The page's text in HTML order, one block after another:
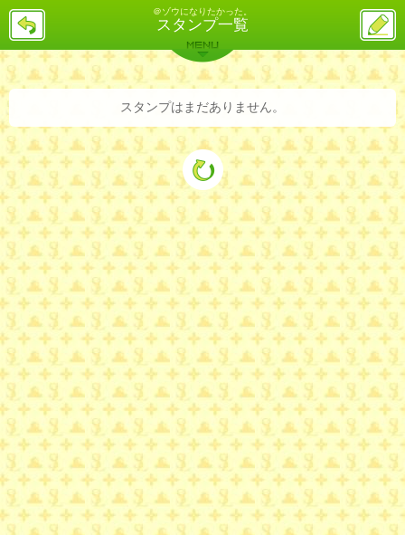
＠ゾウになりたかった。
スタンプ一覧
戻
ス
投
稿
バックナンバー 詳細検索 ランキング
MENU
スタンプはまだありません。